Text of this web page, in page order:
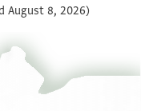
August 8, 2026).